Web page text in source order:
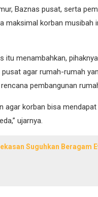
Baznas pusat, serta
maksimal korban musibah
itu menambahkan,
agar rumah-rumah
pembangunan
agar korban bisa
ujarnya.
Suguhkan Beragam